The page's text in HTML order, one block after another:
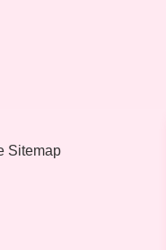
Sitemap